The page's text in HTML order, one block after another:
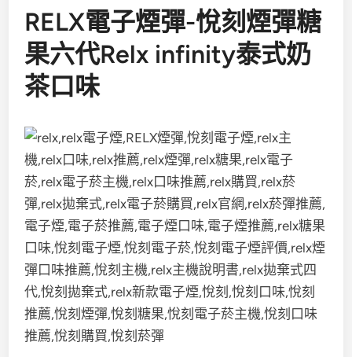
RELX電子煙彈-悅刻煙彈糖
果六代Relx infinity泰式奶
茶口味